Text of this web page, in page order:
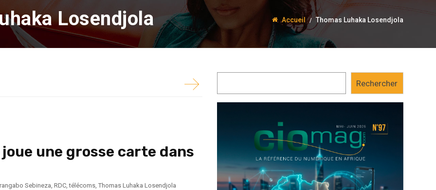
Losendjola Accueil Thomas Luhaka Losendjola
Télécommunications dans le gouvernement de
public dans la nuit du dimanche 7 décembre
une grosse carte dans
Sebineza, RDC,télécoms, Thomas Luhaka Losendjola
Rechercher